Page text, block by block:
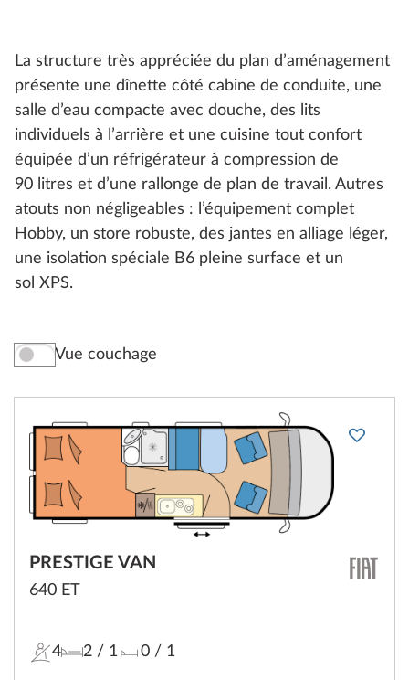
La structure très appréciée du plan d’aménagement
présente une dînette côté cabine de conduite, une
salle d’eau compacte avec douche, des lits
individuels à l’arrière et une cuisine tout confort
équipée d’un réfrigérateur à compression de
90 litres et d’une rallonge de plan de travail. Autres
atouts non négligeables : l’équipement complet
Hobby, un store robuste, des jantes en alliage léger,
une isolation spéciale B6 pleine surface et un
sol XPS.
Vue couchage
PRESTIGE VAN
640 ET
4 2 / 1 0/ 1